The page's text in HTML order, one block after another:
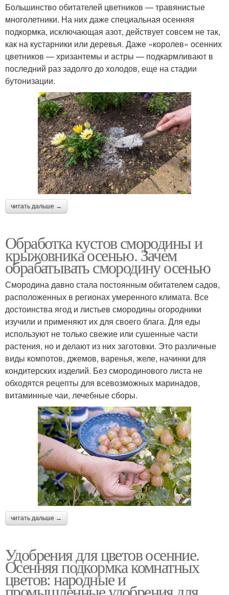
Большинство обитателей цветников — травянистые
многолетники. На них даже специальная осенняя
подкормка, исключающая азот, действует совсем не так,
как на кустарники или деревья. Даже «королев» осенних
цветников — хризантемы и астры — подкармливают в
последний раз задолго до холодов, еще на стадии
бутонизации.
читать дальше →
Обработка кустов смородины и
крыжовника осенью. Зачем
обрабатывать смородину осенью
Смородина давно стала постоянным обитателем садов,
расположенных в регионах умеренного климата. Все
достоинства ягод и листьев смородины огородники
изучили и применяют их для своего блага. Для еды
используют не только свежие или сушенные части
растения, но и делают из них заготовки. Это различные
виды компотов, джемов, варенья, желе, начинки для
кондитерских изделий. Без смородинового листа не
обходятся рецепты для всевозможных маринадов,
витаминные чаи, лечебные сборы.
читать дальше →
Удобрения для цветов осенние.
Осенняя подкормка комнатных
цветов: народные и